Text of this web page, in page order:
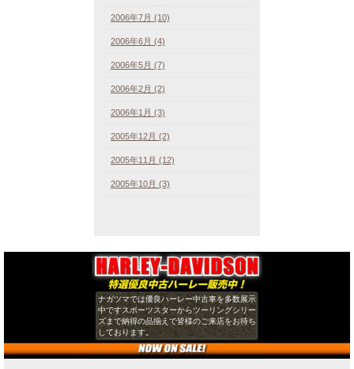
2006年7月 (10)
2006年6月 (4)
2006年5月 (7)
2006年2月 (2)
2006年1月 (3)
2005年12月 (2)
2005年11月 (12)
2005年10月 (3)
ナガツマでは優良ハーレー中古車を多数展示
中ですスポーツスターからツーリングシリー
ズまで納得の品揃えで皆様のご来店をお待ち
しております。